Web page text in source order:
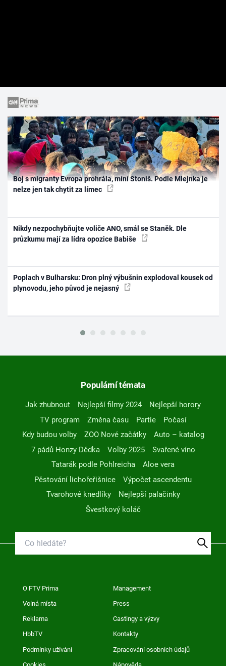
Boj s migranty Evropa prohrála, míní Stoniš. Podle Mlejnka je
nelze jen tak chytit za límec
Nikdy nezpochybňujte voliče ANO, smál se Staněk. Dle
průzkumu mají za lídra opozice Babiše
Poplach v Bulharsku: Dron plný výbušnin explodoval kousek od
plynovodu, jeho původ je nejasný
Populární témata
Jak zhubnout Nejlepší filmy 2024
Nejlepší horory
TV program
Změna času Partie
Počasí
Kdy budou volby
ZOO Nové začátky
Auto – katalog
7 pádů Honzy Dědka
Volby 2025
Svařené víno
Tatarák podle Pohlreicha
Aloe vera
Pěstování lichořeřišnice
Výpočet ascendentu
Tvarohové knedlíky
Nejlepší palačinky
Švestkový koláč
O FTV Prima Management
Volná místa Press
Reklama Castingy a výzvy
HbbTV Kontakty
Podmínky užívání Zpracování osobních údajů